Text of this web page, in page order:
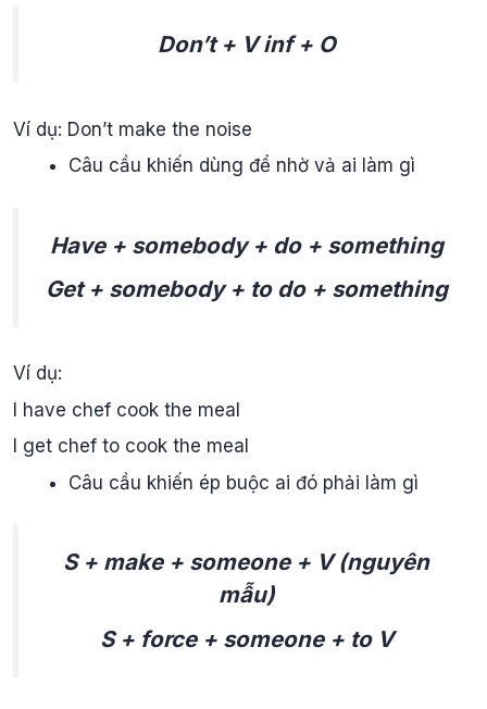
Don’t + V inf + O
Ví dụ: Don’t make the noise
Câu cầu khiến dùng để nhờ vả ai làm gì
Have + somebody + do + something
Get + somebody + to do + something
Ví dụ:
I have chef cook the meal
I get chef to cook the meal
Câu cầu khiến ép buộc ai đó phải làm gì
S + make + someone + V (nguyên
mẫu)
S + force + someone + to V